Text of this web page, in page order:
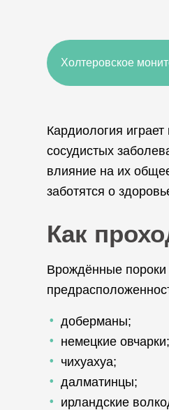
Холтеровское
Кардиология
сосудистых
влияние на их
заботятся о
Как
Врождённые пороки
доберманы;
немецкие овчарки;
чихуахуа;
далматинцы;
ирландские